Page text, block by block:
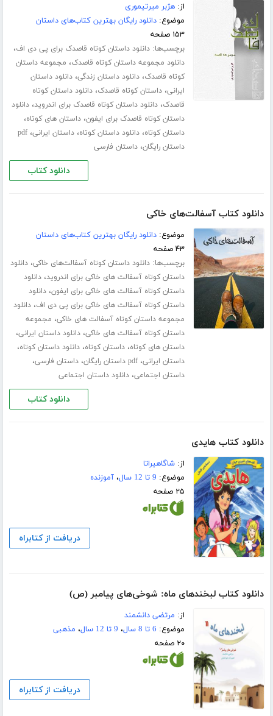
از:هژبر میرتیموری
موضوع:دانلود رایگان بهترین کتاب‌های داستان
۱۵۳ صفحه
برچسب‌ها:دانلود داستان کوتاه قاصدک برای پی دی اف،
دانلود مجموعه داستان کوتاه قاصدک، مجموعه داستان
کوتاه قاصدک،دانلود داستان زندگی،دانلود داستان
ایرانی،داستان کوتاه قاصدک،دانلود داستان کوتاه
قاصدک،دانلود داستان کوتاه قاصدک برای اندروید،دانلود
داستان کوتاه قاصدک برای ایفون،داستان های کوتاه،
داستان کوتاه،دانلود داستان کوتاه،داستان ایرانی،pdf
داستان رایگان،داستان فارسی
دانلود کتاب
دانلود کتاب آسفالت‌های خاکی
موضوع:دانلود رایگان بهترین کتاب‌های داستان
۴۳ صفحه
برچسب‌ها:دانلود داستان کوتاه آسفالت‌های خاکی،دانلود
داستان کوتاه آسفالت های خاکی برای اندروید،دانلود
داستان کوتاه آسفالت های خاکی برای ایفون،دانلود
داستان کوتاه آسفالت های خاکی برای پی دی اف،دانلود
مجموعه داستان کوتاه آسفالت های خاکی، مجموعه
داستان کوتاه آسفالت های خاکی،دانلود داستان ایرانی،
داستان های کوتاه،داستان کوتاه،دانلود داستان کوتاه،
داستان ایرانی،pdf داستان رایگان ،داستان فارسی،
داستان اجتماعی،دانلود داستان اجتماعی
دانلود کتاب
دانلود کتاب هایدی
از:شاگاهیراتا
موضوع: 9 تا 12 سال ،آموزنده
۲۵ صفحه
دریافت از کتابراه
دانلود کتاب لبخندهای ماه: شوخی‌های پیامبر (ص)
از: مرتضی دانشمند
موضوع: 6 تا 8 سال ، 9 تا 12 سال ، مذهبی
۲۰ صفحه
دریافت از کتابراه